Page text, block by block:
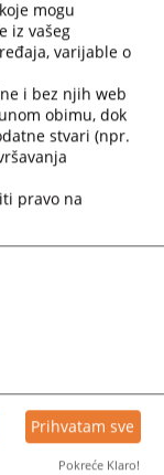
mogu
iz vašeg
varijable o
i bez njih web
obimu, dok
stvari (npr.
pravo na
Prihvatam sve
Pokreće Klaro!